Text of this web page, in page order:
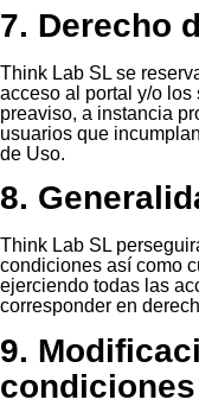
7. Derecho
Think Lab SL se
acceso al portal y/o
preaviso, a instancia
usuarios que
de Uso.
8.
Think Lab SL
condiciones así como
ejerciendo todas las
corresponder en
9.